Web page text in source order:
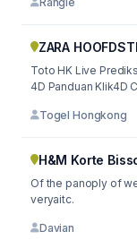
ZARA
Toto HK Live
4D Panduan Klik4D
Togel Hongkong
H&M Korte
Of the panoply of
veryaitc.
Davian